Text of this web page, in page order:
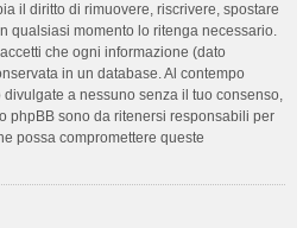
il diritto di rimuovere, riscrivere, spostare
qualsiasi momento lo ritenga necessario.
che ogni informazione (dato
in un database. Al contempo
a nessuno senza il tuo consenso,
phpBB sono da ritenersi responsabili per
possa compromettere queste